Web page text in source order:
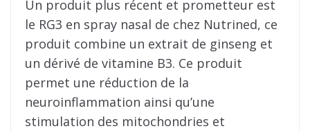
Un produit plus récent et prometteur est
le RG3 en spray nasal de chez Nutrined, ce
produit combine un extrait de ginseng et
un dérivé de vitamine B3. Ce produit
permet une réduction de la
neuroinflammation ainsi qu’une
stimulation des mitochondries et